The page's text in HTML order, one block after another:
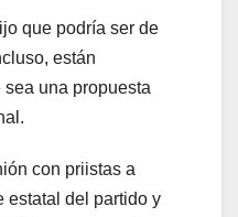
que podría ser de
están
una propuesta
con priistas a
estatal del partido y